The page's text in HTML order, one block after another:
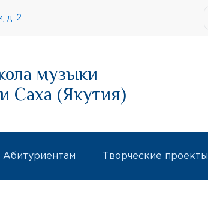
д. 2
музыки
Саха (Якутия)
Абитуриентам Творческие проекты